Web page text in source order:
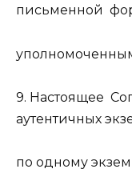
письменной
9. Настоящее
аутентичных
по одному